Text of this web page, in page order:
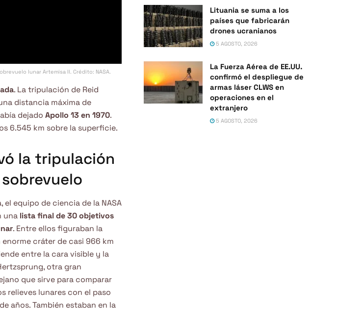
lunar Artemisa II. Crédito: NASA.
. La tripulación de Reid
distancia máxima de
dejado Apollo 13 en 1970.
6.545 km sobre la superficie.
la tripulación
el equipo de ciencia de la NASA
una lista final de 30 objetivos
. Entre ellos figuraban la
cráter de casi 966 km
entre la cara visible y la
otra gran
que sirve para comparar
relieves lunares con el paso
años. También estaban en la
Lituania se suma a los
países que fabricarán
drones ucranianos
5 AGOSTO, 2026
La Fuerza Aérea de EE.UU.
confirmó el despliegue de
armas láser CLWS en
operaciones en el
extranjero
5 AGOSTO, 2026